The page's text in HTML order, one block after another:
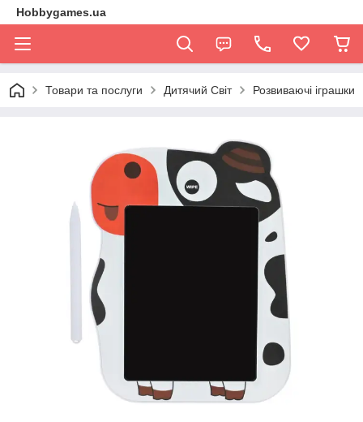
Hobbygames.ua
Товари та послуги Дитячий Світ Розвиваючі іграшки